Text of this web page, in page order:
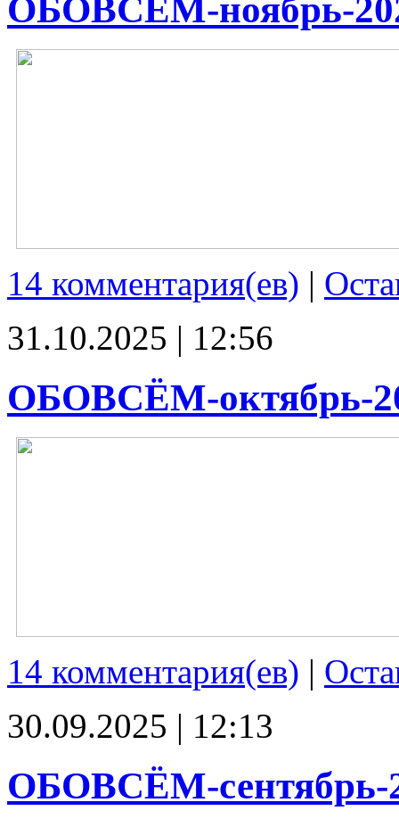
ОБОВСЁМ-ноябрь-
14 комментария(ев) |
31.10.2025 | 12:56
ОБОВСЁМ-октябрь-
14 комментария(ев) |
30.09.2025 | 12:13
ОБОВСЁМ-сентябрь-